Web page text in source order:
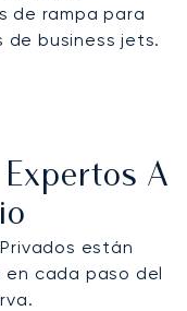
de rampa para
business jets.
A
están
cada paso del